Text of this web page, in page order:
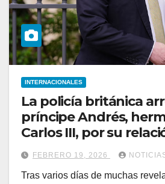
INTERNACIONALES
La policía británica
príncipe Andrés,
Carlos III, por su
Epstein
FEBRERO 19, 2026
Tras varios días de muchas